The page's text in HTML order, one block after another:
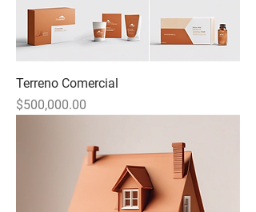
Terreno Comercial
Precio
$500,000.00